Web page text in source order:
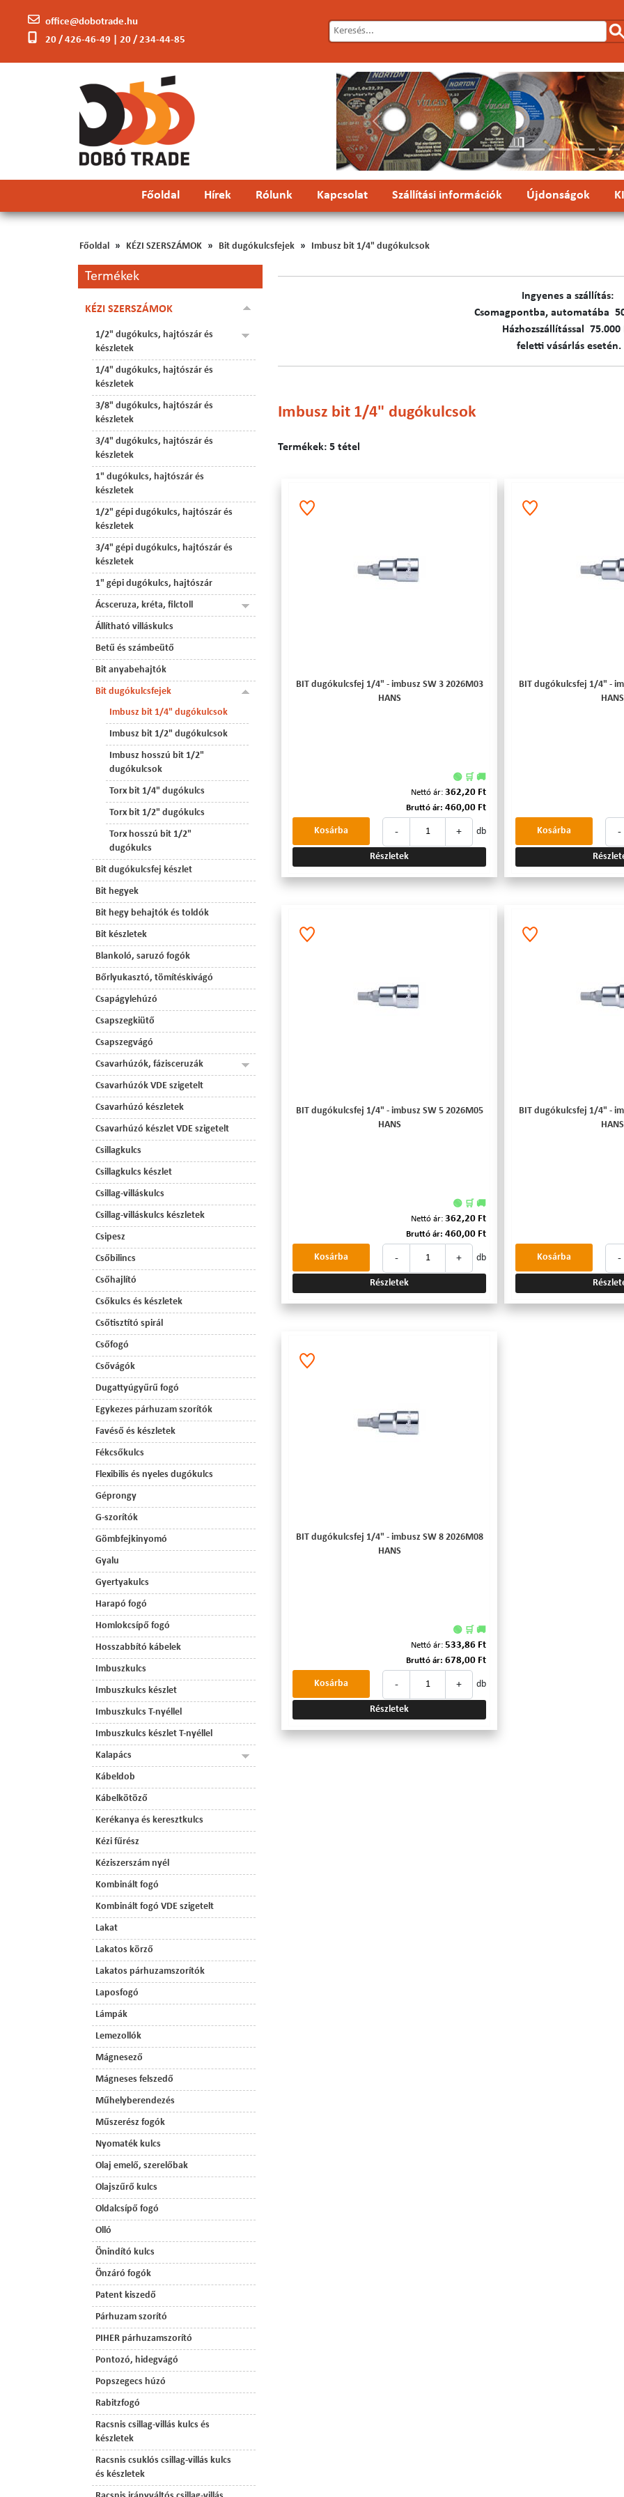
office@dobotrade.hu
20 / 426-46-49 | 20 / 234-44-85
Előző
Főoldal Hírek Rólunk Kapcsolat Szállítási információk Újdonságok
Főoldal KÉZI SZERSZÁMOK Bit dugókulcsfejek Imbusz bit 1/4" dugókulcsok
Termékek
KÉZI SZERSZÁMOK
1/2" dugókulcs, hajtószár és
készletek
1/4" dugókulcs, hajtószár és
készletek
3/8" dugókulcs, hajtószár és
készletek
3/4" dugókulcs, hajtószár és
készletek
1" dugókulcs, hajtószár és
készletek
1/2" gépi dugókulcs, hajtószár és
készletek
3/4" gépi dugókulcs, hajtószár és
készletek
1" gépi dugókulcs, hajtószár
Ácsceruza, kréta, filctoll
Állítható villáskulcs
Betű és számbeütő
Bit anyabehajtók
Bit dugókulcsfejek
Imbusz bit 1/4" dugókulcsok
Imbusz bit 1/2" dugókulcsok
Imbusz hosszú bit 1/2"
dugókulcsok
Torx bit 1/4" dugókulcs
Torx bit 1/2" dugókulcs
Torx hosszú bit 1/2"
dugókulcs
Bit dugókulcsfej készlet
Bit hegyek
Bit hegy behajtók és toldók
Bit készletek
Blankoló, saruzó fogók
Bőrlyukasztó, tömítéskivágó
Csapágylehúzó
Csapszegkiütő
Csapszegvágó
Csavarhúzók, fázisceruzák
Csavarhúzók VDE szigetelt
Csavarhúzó készletek
Csavarhúzó készlet VDE szigetelt
Csillagkulcs
Csillagkulcs készlet
Csillag-villáskulcs
Csillag-villáskulcs készletek
Csipesz
Csőbilincs
Csőhajlító
Csőkulcs és készletek
Csőtisztító spirál
Csőfogó
Csővágók
Dugattyúgyűrű fogó
Egykezes párhuzam szorítók
Favéső és készletek
Fékcsőkulcs
Flexibilis és nyeles dugókulcs
Géprongy
G-szorítók
Gömbfejkinyomó
Gyalu
Gyertyakulcs
Harapó fogó
Homlokcsípő fogó
Hosszabbító kábelek
Imbuszkulcs
Imbuszkulcs készlet
Imbuszkulcs T-nyéllel
Imbuszkulcs készlet T-nyéllel
Kalapács
Kábeldob
Kábelkötöző
Kerékanya és keresztkulcs
Kézi fűrész
Kéziszerszám nyél
Kombinált fogó
Kombinált fogó VDE szigetelt
Lakat
Lakatos körző
Lakatos párhuzamszorítók
Laposfogó
Lámpák
Lemezollók
Mágnesező
Mágneses felszedő
Műhelyberendezés
Műszerész fogók
Nyomaték kulcs
Olaj emelő, szerelőbak
Olajszűrő kulcs
Oldalcsípő fogó
Olló
Önindító kulcs
Önzáró fogók
Patent kiszedő
Párhuzam szorító
PIHER párhuzamszorító
Pontozó, hidegvágó
Popszegecs húzó
Rabitzfogó
Racsnis csillag-villás kulcs és
készletek
Racsnis csuklós csillag-villás kulcs
és készletek
Ingyenes a szállítás:
C​​​somagpontba, automatába
Házhozszállítással 75.000
feletti vásárlás esetén.
Imbusz bit 1/4" dugókulcsok
Termékek: 5 tétel
BIT dugókulcsfej 1/4" - imbusz SW 3 2026M03
HANS
🟢 🛒 🚚
Nettó ár: 362,20 Ft
Bruttó ár: 460,00 Ft
- + db
Kosárba
Részletek
BIT dugókulcsfej 1/4" -
HANS
-
Kosárba
BIT dugókulcsfej 1/4" - imbusz SW 5 2026M05
HANS
🟢 🛒 🚚
Nettó ár: 362,20 Ft
Bruttó ár: 460,00 Ft
- + db
Kosárba
Részletek
BIT dugókulcsfej 1/4" -
HANS
-
Kosárba
BIT dugókulcsfej 1/4" - imbusz SW 8 2026M08
HANS
🟢 🛒 🚚
Nettó ár: 533,86 Ft
Bruttó ár: 678,00 Ft
- + db
Kosárba
Részletek